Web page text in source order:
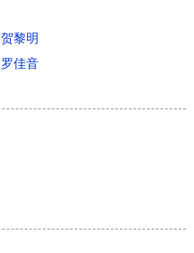
贺黎明
罗佳音